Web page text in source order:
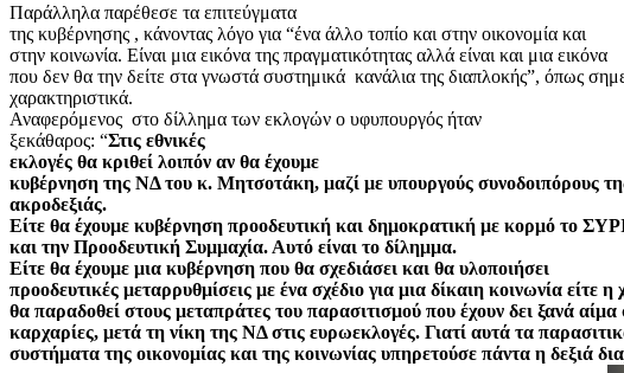
Παράλληλα παρέθεσε τα επιτεύγματα
της κυβέρνησης , κάνοντας λόγο για “ένα άλλο τοπίο και στην οικονομία και
στην κοινωνία. Είναι μια εικόνα της πραγματικότητας αλλά είναι και μια εικόνα
που δεν θα την δείτε στα γνωστά συστημικά κανάλια της διαπλοκής”, όπως
χαρακτηριστικά.
Αναφερόμενος στο δίλλημα των εκλογών ο υφυπουργός ήταν
ξεκάθαρος: “Στις εθνικές
εκλογές θα κριθεί λοιπόν αν θα έχουμε
κυβέρνηση της ΝΔ του κ. Μητσοτάκη, μαζί με υπουργούς συνοδοιπόρους
ακροδεξιάς.
Είτε θα έχουμε κυβέρνηση προοδευτική και δημοκρατική με κορμό το
και την Προοδευτική Συμμαχία. Αυτό είναι το δίλημμα.
Είτε θα έχουμε μια κυβέρνηση που θα σχεδιάσει και θα υλοποιήσει
προοδευτικές μεταρρυθμίσεις με ένα σχέδιο για μια δίκαιη κοινωνία είτε
θα παραδοθεί στους μεταπράτες του παρασιτισμού που έχουν δει ξανά αίμα
καρχαρίες, μετά τη νίκη της ΝΔ στις ευρωεκλογές. Γιατί αυτά τα
συστήματα της οικονομίας και της κοινωνίας υπηρετούσε πάντα η δεξιά